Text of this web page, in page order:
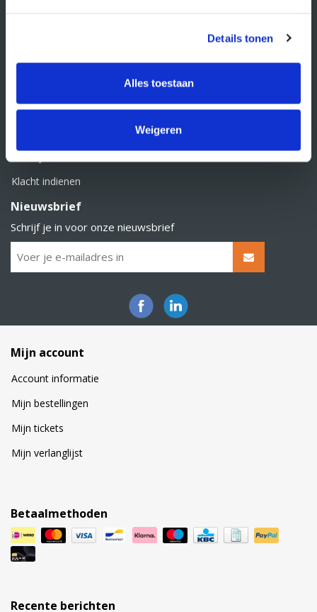
Details tonen
Alles toestaan
Weigeren
Retourbeleid
Klacht indienen
Nieuwsbrief
Schrijf je in voor onze nieuwsbrief
Mijn account
Account informatie
Mijn bestellingen
Mijn tickets
Mijn verlanglijst
Betaalmethoden
Recente berichten